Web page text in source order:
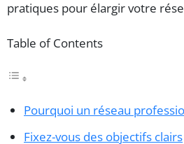
pratiques pour élargir votre
Table of Contents
Pourquoi un réseau
Fixez-vous des objectifs clairs